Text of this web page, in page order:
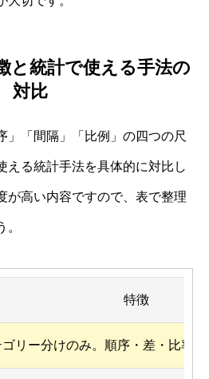
と統計で使える手法の
対比
」「間隔」「比例」の四つの尺
える統計手法を具体的に対比し
が高い内容ですので、表で整理
特徴
ゴリー分けのみ。順序・差・比率